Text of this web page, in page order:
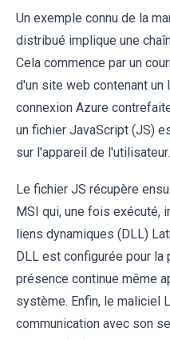
Un exemple connu de la
distribué implique une
Cela commence par un
d'un site web contenant un
connexion Azure
un fichier JavaScript (JS)
sur l'appareil de l'utilisateur.
Le fichier JS récupère
MSI qui, une fois exécuté,
liens dynamiques (DLL)
DLL est configurée pour la
présence continue même
système. Enfin, le maliciel
communication avec son